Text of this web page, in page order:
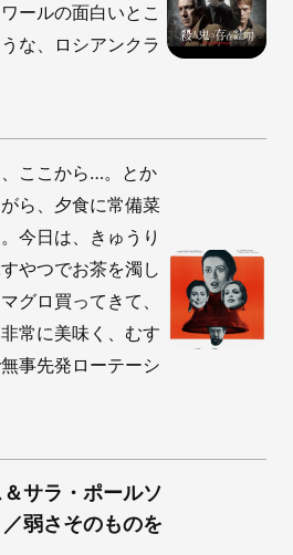
ールの面白いとこ
な、ロシアンクラ
ここから…。とか
ら、夕食に常備菜
今日は、きゅうり
やつでお茶を濁し
グロ買ってきて、
常に美味く、むす
事先発ローテーシ
サラ・ポールソ
弱さそのものを